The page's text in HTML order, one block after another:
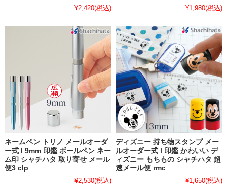
¥2,420(税込)
¥1,980(税込)
ネームペン トリノ メールオーダ
ー式 l 9mm 印鑑 ボールペン ネー
ム印 シャチハタ 取り寄せ メール
便3 clp
¥2,530(税込)
ディズニー 持ち物スタンプ メー
ルオーダー式 l 印鑑 かわいい デ
ィズニー もちもの シャチハタ 超
速メール便 rmc
¥1,650(税込)